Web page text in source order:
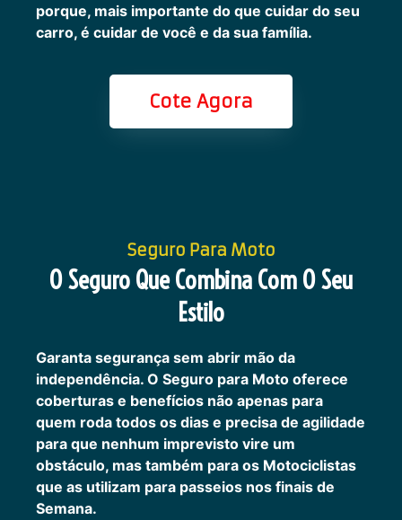
porque, mais importante do que cuidar do seu
carro, é cuidar de você e da sua família.
Cote Agora
Seguro Para Moto
O Seguro Que Combina Com O Seu
Estilo
Garanta segurança sem abrir mão da
independência. O Seguro para Moto oferece
coberturas e benefícios não apenas para
quem roda todos os dias e precisa de agilidade
para que nenhum imprevisto vire um
obstáculo, mas também para os Motociclistas
que as utilizam para passeios nos finais de
Semana.